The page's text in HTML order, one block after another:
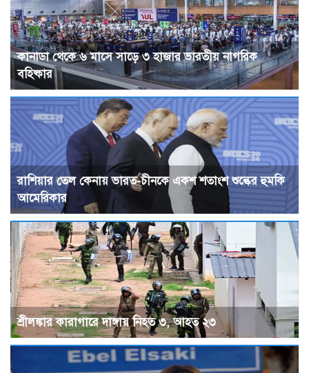
কানাডা থেকে ৬ মাসে সাড়ে ৩ হাজার ভারতীয় নাগরিক
বহিষ্কার
রাশিয়ার তেল কেনায় ভারত-চীনকে একশ শতাংশ শুল্কের হুমকি
আমেরিকার
শ্রীলঙ্কার কারাগারে দাঙ্গায় নিহত ৩, আহত ২৩